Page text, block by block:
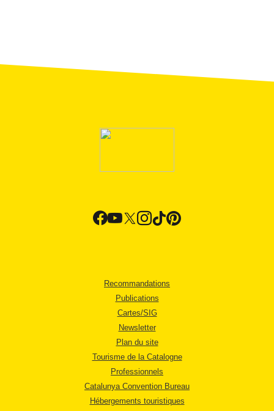
Recommandations
Publications
Cartes/SIG
Newsletter
Plan du site
Tourisme de la Catalogne
Professionnels
Catalunya Convention Bureau
Hébergements touristiques